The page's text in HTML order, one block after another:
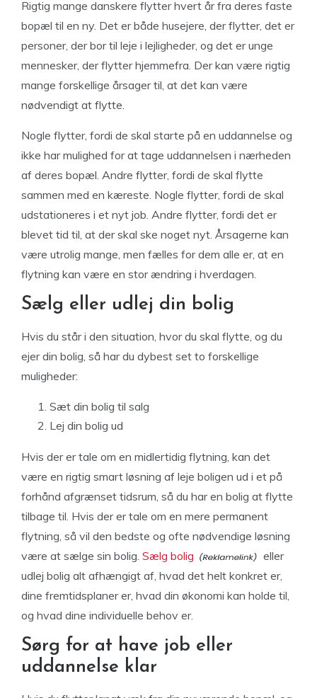
Rigtig mange danskere flytter hvert år fra deres faste
bopæl til en ny. Det er både husejere, der flytter, det er
personer, der bor til leje i lejligheder, og det er unge
mennesker, der flytter hjemmefra. Der kan være rigtig
mange forskellige årsager til, at det kan være
nødvendigt at flytte.
Nogle flytter, fordi de skal starte på en uddannelse og
ikke har mulighed for at tage uddannelsen i nærheden
af deres bopæl. Andre flytter, fordi de skal flytte
sammen med en kæreste. Nogle flytter, fordi de skal
udstationeres i et nyt job. Andre flytter, fordi det er
blevet tid til, at der skal ske noget nyt. Årsagerne kan
være utrolig mange, men fælles for dem alle er, at en
flytning kan være en stor ændring i hverdagen.
Sælg eller udlej din bolig
Hvis du står i den situation, hvor du skal flytte, og du
ejer din bolig, så har du dybest set to forskellige
muligheder:
Sæt din bolig til salg
Lej din bolig ud
Hvis der er tale om en midlertidig flytning, kan det
være en rigtig smart løsning af leje boligen ud i et på
forhånd afgrænset tidsrum, så du har en bolig at flytte
tilbage til. Hvis der er tale om en mere permanent
flytning, så vil den bedste og ofte nødvendige løsning
være at sælge sin bolig. Sælg bolig
eller
udlej bolig alt afhængigt af, hvad det helt konkret er,
dine fremtidsplaner er, hvad din økonomi kan holde til,
og hvad dine individuelle behov er.
Sørg for at have job eller
uddannelse klar